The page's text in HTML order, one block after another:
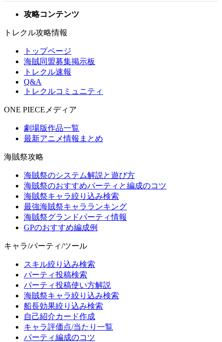
攻略コンテンツ
トレクル攻略情報
トップページ
海賊同盟募集掲示板
トレクル速報
Q&A
トレクルコミュニティ
ONE PIECEメディア
劇場版作品一覧
最新アニメ情報まとめ
海賊祭攻略
海賊祭のシステム解説と遊び方
海賊祭のおすすめパーティと編成のコツ
海賊祭キャラ絞り込み検索
最強海賊祭キャラランキング
海賊祭グランドパーティ情報
GPのおすすめ編成例
キャラ/パーティ/ツール
スキル絞り込み検索
パーティ投稿検索
パーティ投稿使い方解説
海賊祭キャラ絞り込み検索
船長効果絞り込み検索
自己紹介カード作成
キャラ評価点/当たり一覧
パーティ編成のコツ